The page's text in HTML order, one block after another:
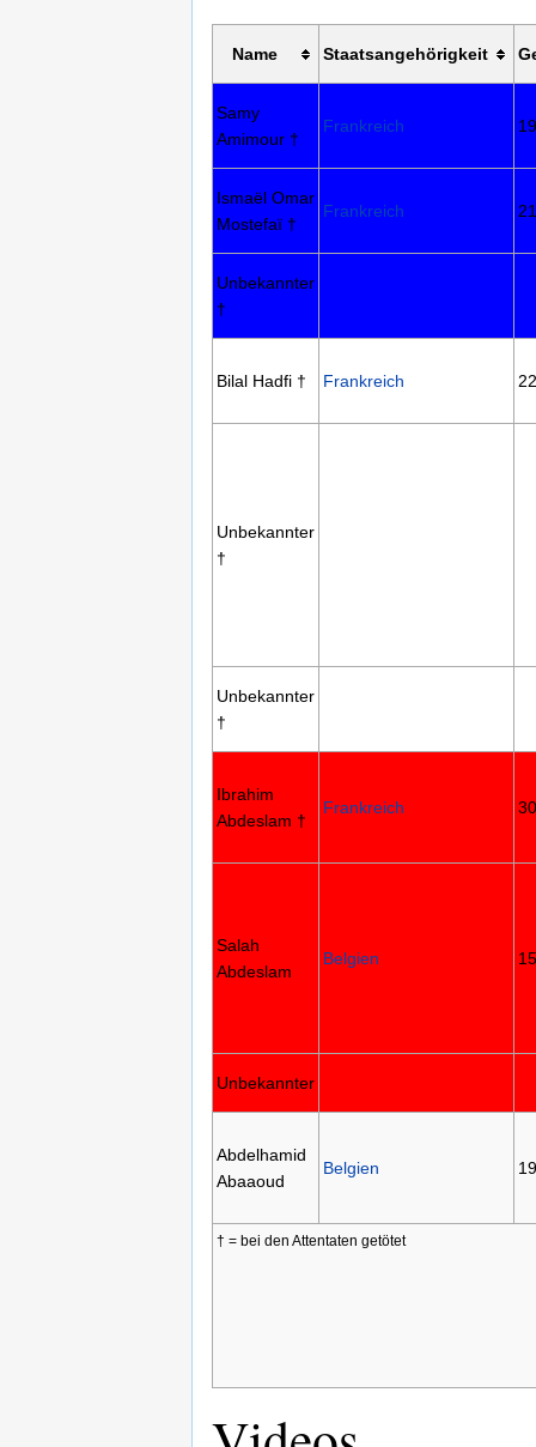
Name Staatsangehörigkeit
Samy
Amimour †
Frankreich
Ismaël Omar
Mostefaï †
Frankreich
Unbekannter
†
Bilal Hadfi † Frankreich
Unbekannter
†
Unbekannter
†
Ibrahim
Abdeslam †
Frankreich
Salah
Abdeslam
Belgien
Unbekannter
Abdelhamid
Abaaoud
Belgien
† = bei den Attentaten getötet